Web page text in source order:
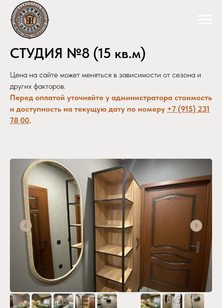
СТУДИЯ №8 (15 кв.м)
Цена на сайте может меняться в зависимости от сезона и
других факторов.
Перед оплатой уточняйте у администратора стоимость
и доступность на текущую дату по номеру +7 (915) 231
78 00.